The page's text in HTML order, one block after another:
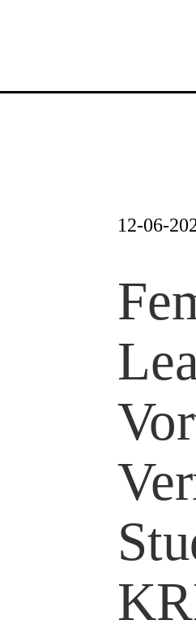
12-06-